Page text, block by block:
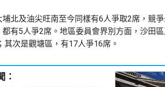
埔北及油尖旺南至今同樣有6人爭取2席，競
有5人爭2席。地區委員會界別方面，沙田
其次是觀塘區，有17人爭16席。
：